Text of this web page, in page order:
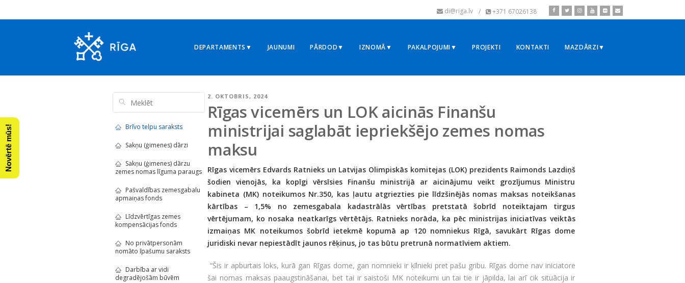
di@riga.lv / +371 67026138
DEPARTAMENTS▼ JAUNUMI PĀRDOD▼ IZNOMĀ▼ PAKALPOJUMI▼ PROJEKTI KONTAKTI MAZDĀRZI▼
2. OKTOBRIS, 2024
Rīgas vicemērs un LOK aicinās Finanšu
ministrijai saglabāt iepriekšējo zemes nomas
maksu
Rīgas vicemērs Edvards Ratnieks un Latvijas Olimpiskās komitejas (LOK) prezidents Raimonds Lazdiņš
šodien vienojās, ka kopīgi vērsīsies Finanšu ministrijā ar aicinājumu veikt grozījumus Ministru
kabineta (MK) noteikumos Nr.350, kas ļautu atgriezties pie līdzšinējās nomas maksas noteikšanas
kārtības – 1,5% no zemesgabala kadastrālās vērtības pretstatā šobrīd noteiktajam tirgus
vērtējumam, ko nosaka neatkarīgs vērtētājs. Ratnieks norāda, ka pēc ministrijas iniciatīvas veiktās
izmaiņas MK noteikumos šobrīd ietekmē kopumā ap 120 nomniekus Rīgā, savukārt Rīgas dome
juridiski nevar nepiestādīt jaunos rēķinus, jo tas būtu pretrunā normatīviem aktiem.
“Šis ir apburtais loks, kurā gan Rīgas dome, gan nomnieki ir ķīlnieki pret pašu gribu. Rīgas dome nav iniciatore
šai nomas maksas paaugstināšanai, bet tai ir saistoši MK noteikumi un tai tie ir jāpilda, lai arī cik situācija ir
Brīvo telpu saraksts
Sakņu (ģimenes) dārzi
Sakņu (ģimenes) dārzu
zemes nomas līguma paraugs
Pašvaldības zemesgabalu
apmaiņas fonds
Līdzvērtīgas zemes
kompensācijas fonds
No privātpersonām
nomāto īpašumu saraksts
Darbība ar vidi
degradējošām būvēm
Novērtē mūs!